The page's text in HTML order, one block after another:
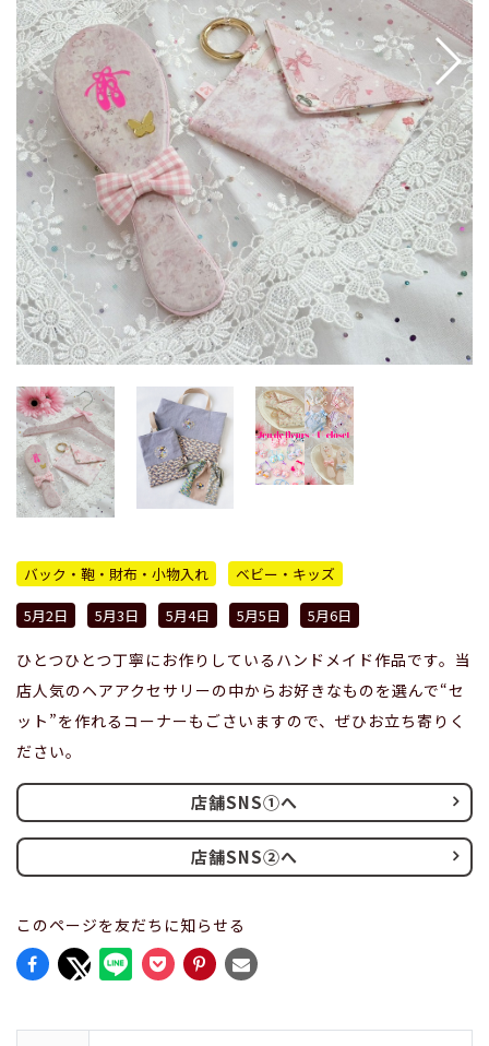
バック・鞄・財布・小物入れ
ベビー・キッズ
5月2日
5月3日 5月4日 5月5日 5月6日
ひとつひとつ丁寧にお作りしているハンドメイド作品です。当
店人気のヘアアクセサリーの中からお好きなものを選んで“セ
ット”を作れるコーナーもごさいますので、ぜひお立ち寄りく
ださい。
店舗SNS①へ
店舗SNS②へ
このページを友だちに知らせる